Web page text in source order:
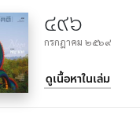
๔๙๖
กรกฎาคม ๒๕๖๙
ดูเนื้อหาในเล่ม